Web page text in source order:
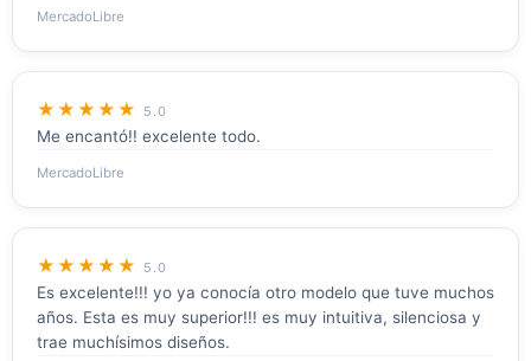
MercadoLibre
★★★★★ 5.0
Me encantó!! excelente todo.
MercadoLibre
★★★★★ 5.0
Es excelente!!! yo ya conocía otro modelo que tuve muchos
años. Esta es muy superior!!! es muy intuitiva, silenciosa y
trae muchísimos diseños.